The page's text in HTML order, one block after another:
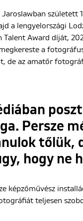
született
a lengyelországi
Talent Award díját,
a
de az amatőr
Persze
tőlük,
hogy ne
képzőművész
teljesen